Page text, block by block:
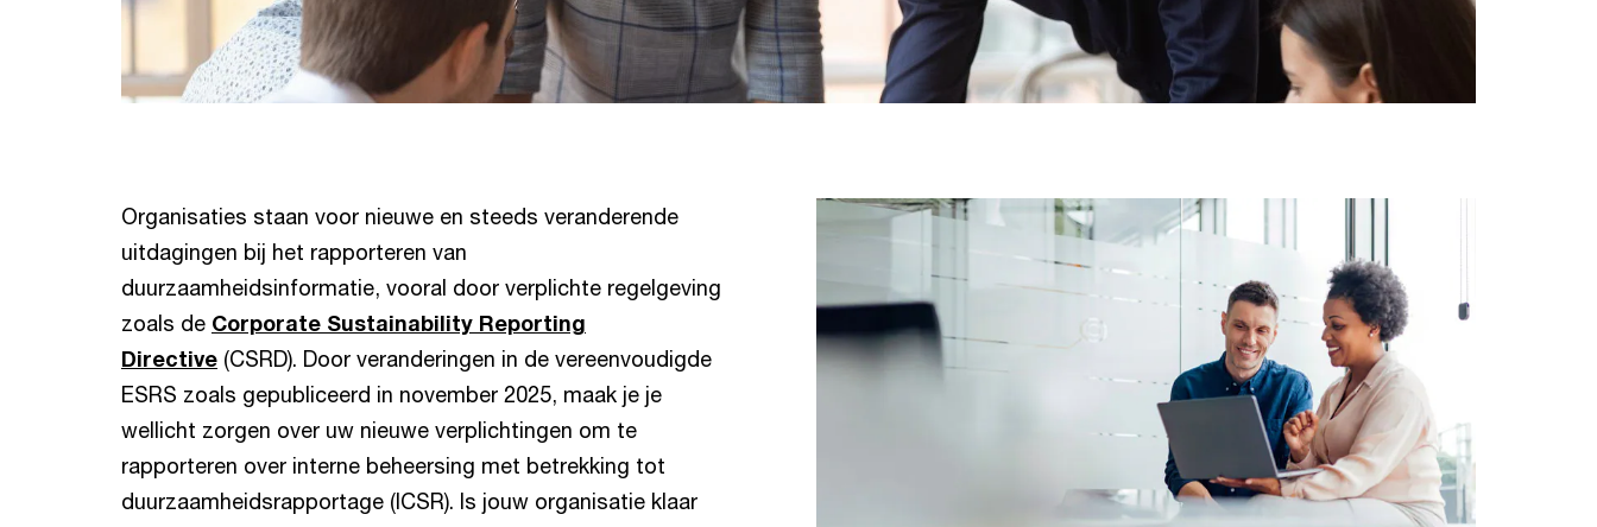
Organisaties staan voor nieuwe en steeds veranderende
uitdagingen bij het rapporteren van
duurzaamheidsinformatie, vooral door verplichte regelgeving
zoals de Corporate Sustainability Reporting
Directive (CSRD). Door veranderingen in de vereenvoudigde
ESRS zoals gepubliceerd in november 2025, maak je je
wellicht zorgen over uw nieuwe verplichtingen om te
rapporteren over interne beheersing met betrekking tot
duurzaamheidsrapportage (ICSR). Is jouw organisatie klaar